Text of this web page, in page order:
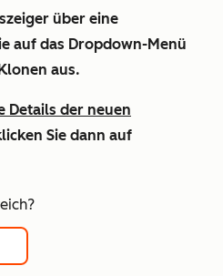
über eine
auf das Dropdown-Menü
Klonen aus.
Details der neuen
Sie dann auf